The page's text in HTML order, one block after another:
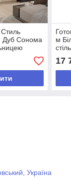
Дуб Сонома
м
17
Україна